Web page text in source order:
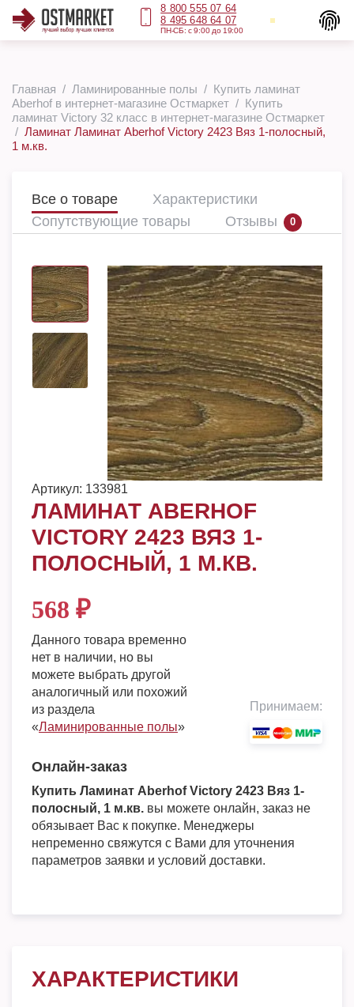
8 800 555 07 64
8 495 648 64 07
ПН-СБ: с 9:00 до 19:00
Главная Ламинированные полы
Купить ламинат
Aberhof в интернет-магазине Остмаркет
Купить
ламинат Victory 32 класс в интернет-магазине Остмаркет
Ламинат Ламинат Aberhof Victory 2423 Вяз 1-полосный,
1 м.кв.
Все о товаре
Характеристики
Сопутствующие товары
Отзывы 0
Артикул: 133981
ЛАМИНАТ ABERHOF
VICTORY 2423 ВЯЗ 1-
ПОЛОСНЫЙ, 1 М.КВ.
568 ₽
Данного товара временно
нет в наличии, но вы
можете выбрать другой
аналогичный или похожий
из раздела
«Ламинированные полы»
Принимаем:
Онлайн-заказ
Купить Ламинат Aberhof Victory 2423 Вяз 1-
полосный, 1 м.кв. вы можете онлайн, заказ не
обязывает Вас к покупке. Менеджеры
непременно свяжутся с Вами для уточнения
параметров заявки и условий доставки.
ХАРАКТЕРИСТИКИ